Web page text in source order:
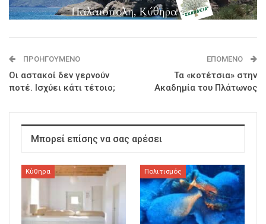
ΠΡΟΗΓΟΎΜΕΝΟ
Οι αστακοί δεν γερνούν
ποτέ. Ισχύει κάτι τέτοιο;
ΕΠΌΜΕΝΟ
Τα «κοτέτσια» στην
Ακαδημία του Πλάτωνος
Μπορεί επίσης να σας αρέσει
Κύθηρα Πολιτισμός